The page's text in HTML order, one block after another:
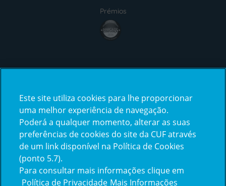
Prémios
award4
certification2certification3
Reclamações
Este site utiliza cookies para lhe proporcionar
uma melhor experiência de navegação.
Poderá a qualquer momento, alterar as suas
preferências de cookies do site da CUF através
de um link disponível na Política de Cookies
(ponto 5.7).
Para consultar mais informações clique em
Política de Privacidade Mais Informações